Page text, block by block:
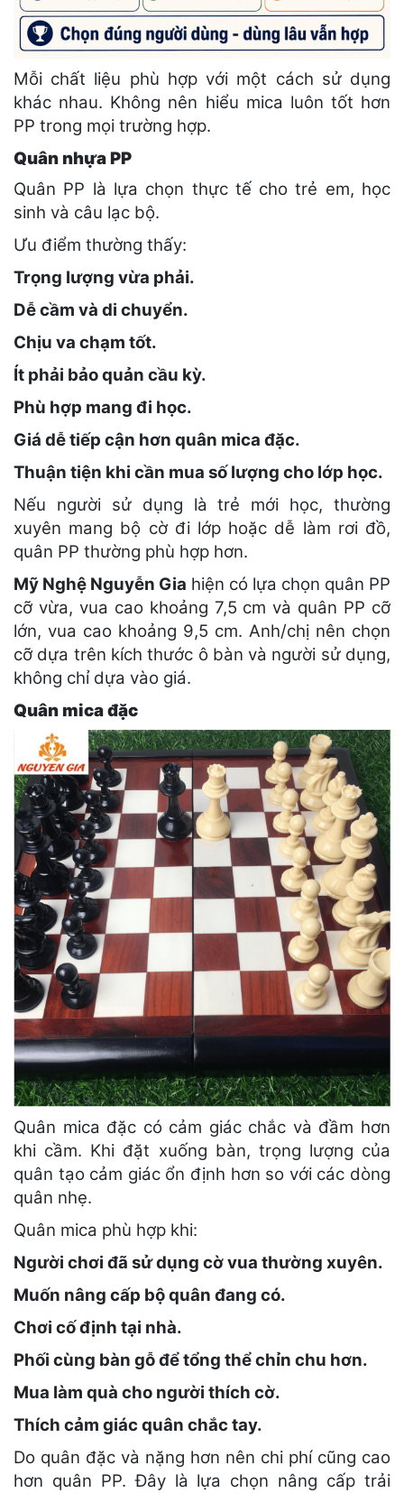
Mỗi chất liệu phù hợp với một cách sử dụng
khác nhau. Không nên hiểu mica luôn tốt hơn
PP trong mọi trường hợp.
Quân nhựa PP
Quân PP là lựa chọn thực tế cho trẻ em, học
sinh và câu lạc bộ.
Ưu điểm thường thấy:
Trọng lượng vừa phải.
Dễ cầm và di chuyển.
Chịu va chạm tốt.
Ít phải bảo quản cầu kỳ.
Phù hợp mang đi học.
Giá dễ tiếp cận hơn quân mica đặc.
Thuận tiện khi cần mua số lượng cho lớp học.
Nếu người sử dụng là trẻ mới học, thường
xuyên mang bộ cờ đi lớp hoặc dễ làm rơi đồ,
quân PP thường phù hợp hơn.
Mỹ Nghệ Nguyễn Gia hiện có lựa chọn quân PP
cỡ vừa, vua cao khoảng 7,5 cm và quân PP cỡ
lớn, vua cao khoảng 9,5 cm. Anh/chị nên chọn
cỡ dựa trên kích thước ô bàn và người sử dụng,
không chỉ dựa vào giá.
Quân mica đặc
Quân mica đặc có cảm giác chắc và đầm hơn
khi cầm. Khi đặt xuống bàn, trọng lượng của
quân tạo cảm giác ổn định hơn so với các dòng
quân nhẹ.
Quân mica phù hợp khi:
Người chơi đã sử dụng cờ vua thường xuyên.
Muốn nâng cấp bộ quân đang có.
Chơi cố định tại nhà.
Phối cùng bàn gỗ để tổng thể chỉn chu hơn.
Mua làm quà cho người thích cờ.
Thích cảm giác quân chắc tay.
Do quân đặc và nặng hơn nên chi phí cũng cao
hơn quân PP. Đây là lựa chọn nâng cấp trải